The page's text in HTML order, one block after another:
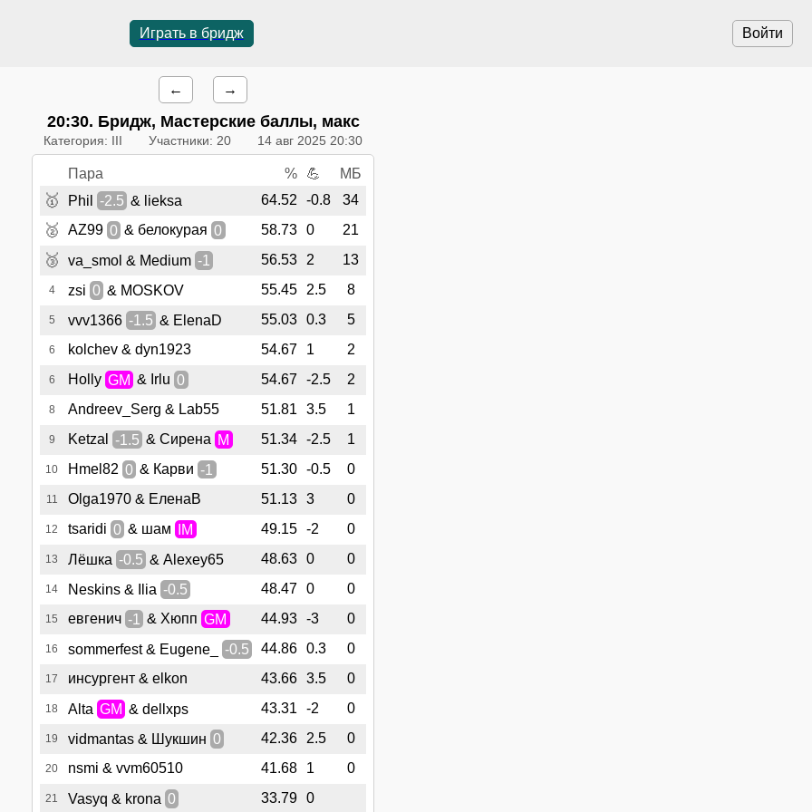
Войти
Играть в бридж
← →
20:30. Бридж, Мастерские баллы, макс
Категория: III Участники: 20 14 авг 2025 20:30
Пара % 💪 МБ
🥇 Phil -2.5 & lieksa 64.52 -0.8 34
🥈 AZ99 0 & белокурая 0 58.73 0 21
🥉 va_smol & Medium -1 56.53 2 13
4 zsi 0 & MOSKOV 55.45 2.5 8
5 vvv1366 -1.5 & ElenaD 55.03 0.3 5
6 kolchev & dyn1923 54.67 1 2
6 Holly GM & Irlu 0 54.67 -2.5 2
8 Andreev_Serg & Lab55 51.81 3.5 1
9 Ketzal -1.5 & Сирена M 51.34 -2.5 1
10 Hmel82 0 & Карви -1 51.30 -0.5 0
11 Olga1970 & ЕленаВ 51.13 3 0
12 tsaridi 0 & шам IM 49.15 -2 0
13 Лёшка -0.5 & Alexey65 48.63 0 0
14 Neskins & Ilia -0.5 48.47 0 0
15 евгенич -1 & ХюппGM 44.93 -3 0
16 sommerfest & Eugene_ -0.5 44.86 0.3 0
17 инсургент & elkon 43.66 3.5 0
18 Alta GM & dellxps 43.31 -2 0
19 vidmantas & Шукшин 0 42.36 2.5 0
20 nsmi & vvm60510 41.68 1 0
21 Vasyq & krona 0 33.79 0